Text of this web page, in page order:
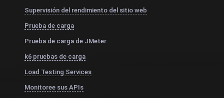
Supervisión del rendimiento del sitio web
Prueba de carga
Prueba de carga de JMeter
k6 pruebas de carga
Load Testing Services
Monitoree sus APIs